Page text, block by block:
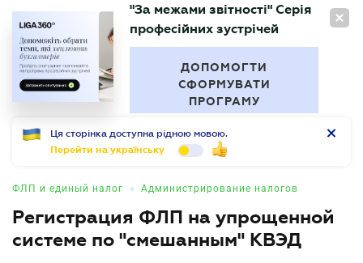
RU
БУХГАЛТЕР
"За межами звітності" Серія
професійних зустрічей
ДОПОМОГТИ
СФОРМУВАТИ
ПРОГРАМУ
Ця сторінка доступна рідною мовою.
Перейти на українську
ФЛП и единый налог • Администрирование налогов
Регистрация ФЛП на упрощенной
системе по "смешанным" КВЭД